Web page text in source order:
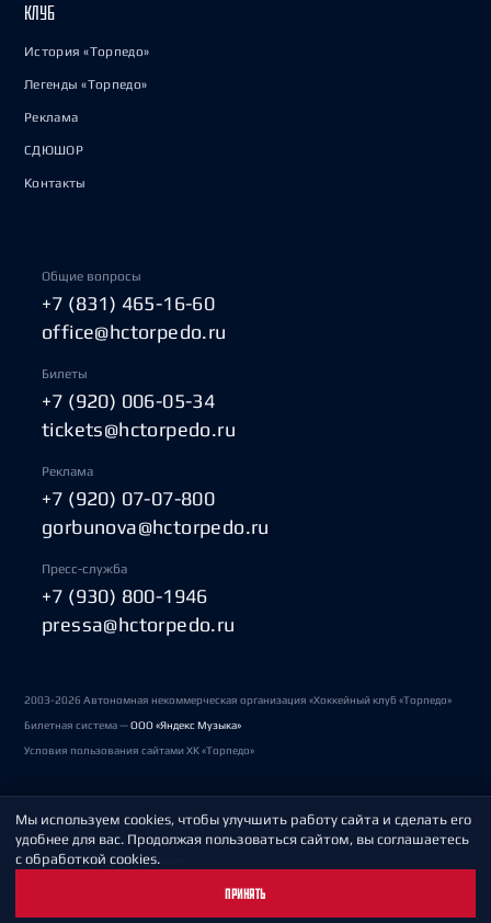
КЛУБ
История «Торпедо»
Легенды «Торпедо»
Реклама
СДЮШОР
Контакты
Общие вопросы
+7 (831) 465-16-60
office@hctorpedo.ru
Билеты
+7 (920) 006-05-34
tickets@hctorpedo.ru
Реклама
+7 (920) 07-07-800
gorbunova@hctorpedo.ru
Пресс-служба
+7 (930) 800-1946
pressa@hctorpedo.ru
2003-2026 Автономная некоммерческая организация «Хоккейный клуб «Торпедо»
Билетная система —ООО «Яндекс Музыка»
Условия пользования сайтами ХК «Торпедо»
Политика обработки персональных данных
Пользовательское соглашение
Мы используем cookies, чтобы улучшить работу сайта и сделать его
удобнее для вас. Продолжая пользоваться сайтом, вы соглашаетесь
с обработкой cookies.
ПРИНЯТЬ